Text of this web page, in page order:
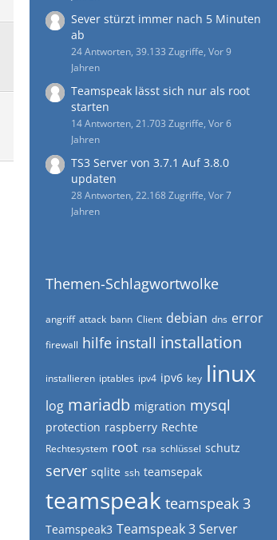
Sever stürzt immer nach 5 Minuten
ab
24 Antworten, 39.133 Zugriffe, Vor 9
Jahren
Teamspeak lässt sich nur als root
starten
14 Antworten, 21.703 Zugriffe, Vor 6
Jahren
TS3 Server von 3.7.1 Auf 3.8.0
updaten
28 Antworten, 22.168 Zugriffe, Vor 7
Jahren
Themen-Schlagwortwolke
angriff attack bann Client debian dns error
firewall hilfe install installation
installieren iptables ipv4 ipv6 key linux
log mariadb migration mysql
protection raspberry Rechte
Rechtesystem root rsa schlüssel schutz
server sqlite ssh teamsepak
teamspeak teamspeak 3
Teamspeak3 Teamspeak 3 Server